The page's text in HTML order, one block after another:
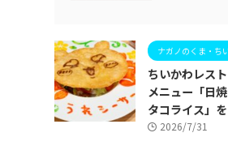
ナガノのくま・ち
ちいかわレス
メニュー「日
タコライス」
2026/7/31